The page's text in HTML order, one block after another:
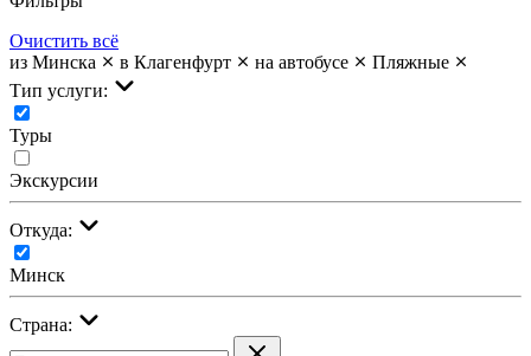
Очистить всё
из Минска
в Клагенфурт на автобусе
Пляжные
Тип услуги:
Туры
Экскурсии
Откуда:
Минск
Страна: